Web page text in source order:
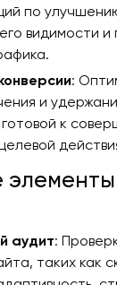
по
видимости и
:
и
к
аудит:
таких как